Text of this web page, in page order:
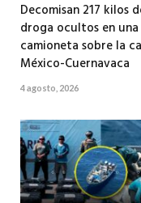
Decomisan 217 kilos
droga ocultos en una
camioneta sobre la
México-Cuernavaca
4 agosto, 2026